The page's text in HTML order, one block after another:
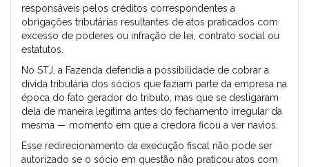
responsáveis pelos créditos correspondentes a
obrigações tributárias resultantes de atos praticados com
excesso de poderes ou infração de lei, contrato social ou
estatutos.
No STJ, a Fazenda defendia a possibilidade de cobrar a
dívida tributária dos sócios que faziam parte da empresa na
época do fato gerador do tributo, mas que se desligaram
dela de maneira legítima antes do fechamento irregular da
mesma — momento em que a credora ficou a ver navios.
Esse redirecionamento da execução fiscal não pode ser
autorizado se o sócio em questão não praticou atos com